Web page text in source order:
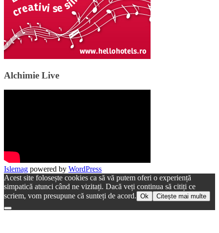
Alchimie Live
Islemag powered by WordPress
Acest site folosește cookies ca să vă putem oferi o experiență
simpatică atunci când ne vizitați. Dacă veți continua să citiți ce
scriem, vom presupune că sunteți de acord. Ok Citește mai multe